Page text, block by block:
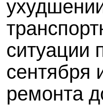
ситуации
сентября
ремонта